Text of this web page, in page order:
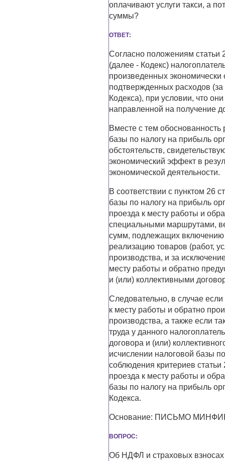
оплачивают услуги такси, а
суммы?
ОТВЕТ:
Согласно положениям статьи
(далее - Кодекс)
произведенных
подтвержденных расходов
Кодекса), при условии, что
направленной на получение
Вместе с тем
базы по налогу на прибыль
обстоятельств,
экономический эффект в
экономической деятельности.
В соответствии с пунктом 26
базы по налогу на прибыль
проезда к месту работы и
специальными маршрутами,
сумм, подлежащих включению
реализацию товаров (работ,
производства, и за
месту работы и обратно
и (или) коллективными
Следовательно, в случае
к месту работы и обратно
производства, а также если
труда у данного
договора и (или)
исчислении налоговой базы
соблюдения критериев
проезда к месту работы и
базы по налогу на прибыль
Кодекса.
Основание: ПИСЬМО
ВОПРОС:
Об НДФЛ и страховых